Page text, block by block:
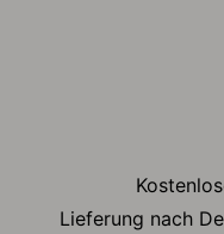
Lieferung nach